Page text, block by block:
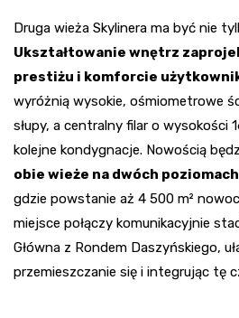
Druga wieża Skylinera ma być nie
Ukształtowanie wnętrz
prestiżu i komforcie
wyróżnią wysokie, ośmiometrowe
słupy, a centralny filar o wysokości
kolejne kondygnacje. Nowością
obie wieże na dwóch poziomach
gdzie powstanie aż 4 500 m²
miejsce połączy komunikacyjnie
Główna z Rondem Daszyńskiego,
przemieszczanie się i integrując tę